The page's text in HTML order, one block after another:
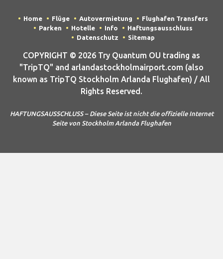
Home Flüge Autovermietung
Flughafen Transfers
Parken
Hotelle Info
Haftungsausschluss
Datenschutz
Sitemap
COPYRIGHT © 2026 Try Quantum OU trading as
"TripTQ" and arlandastockholmairport.com (also
known as TripTQ Stockholm Arlanda Flughafen) / All
Rights Reserved.
HAFTUNGSAUSSCHLUSS – Diese Seite ist nicht die offizielle Internet
Seite von Stockholm Arlanda Flughafen